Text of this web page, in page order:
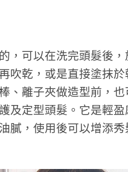
，可以在洗完頭髮後，
吹乾，或是直接塗抹於
、離子夾做造型前，也
及定型頭髮。它是輕盈
膩，使用後可以增添秀